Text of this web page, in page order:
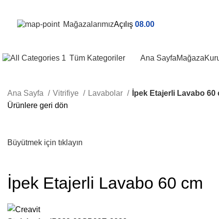
MağazalarımızAçılış 08.00
Tüm Kategoriler Ana SayfaMağaza
Ana Sayfa Vitrifiye Lavabolar
İpek Etajerli Lavabo 60
Ürünlere geri dön
Büyütmek için tıklayın
İpek Etajerli Lavabo 60 cm